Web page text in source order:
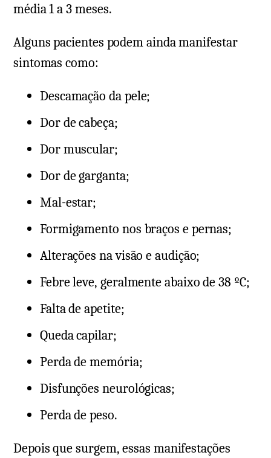
média 1 a 3 meses.
Alguns pacientes podem ainda manifestar
sintomas como:
Descamação da pele;
Dor de cabeça;
Dor muscular;
Dor de garganta;
Mal-estar;
Formigamento nos braços e pernas;
Alterações na visão e audição;
Febre leve, geralmente abaixo de 38 ºC;
Falta de apetite;
Queda capilar;
Perda de memória;
Disfunções neurológicas;
Perda de peso.
Depois que surgem, essas manifestações